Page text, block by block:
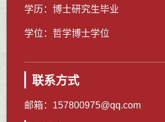
学历：博士研究生毕业
学位：哲学博士学位
联系方式
邮箱： 157800975@qq.com